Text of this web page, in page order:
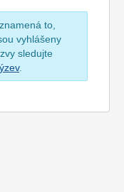
to,
vyhlášeny
sledujte
.